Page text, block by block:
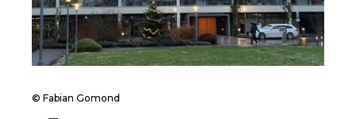
© Fabian Gomond